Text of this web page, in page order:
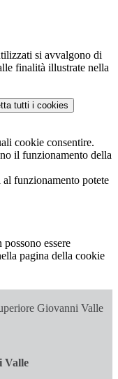
si avvalgono di
finalità illustrate nella
tutti i cookies
cookie consentire.
il funzionamento della
al funzionamento potete
essere
pagina della cookie
Giovanni Valle
Valle